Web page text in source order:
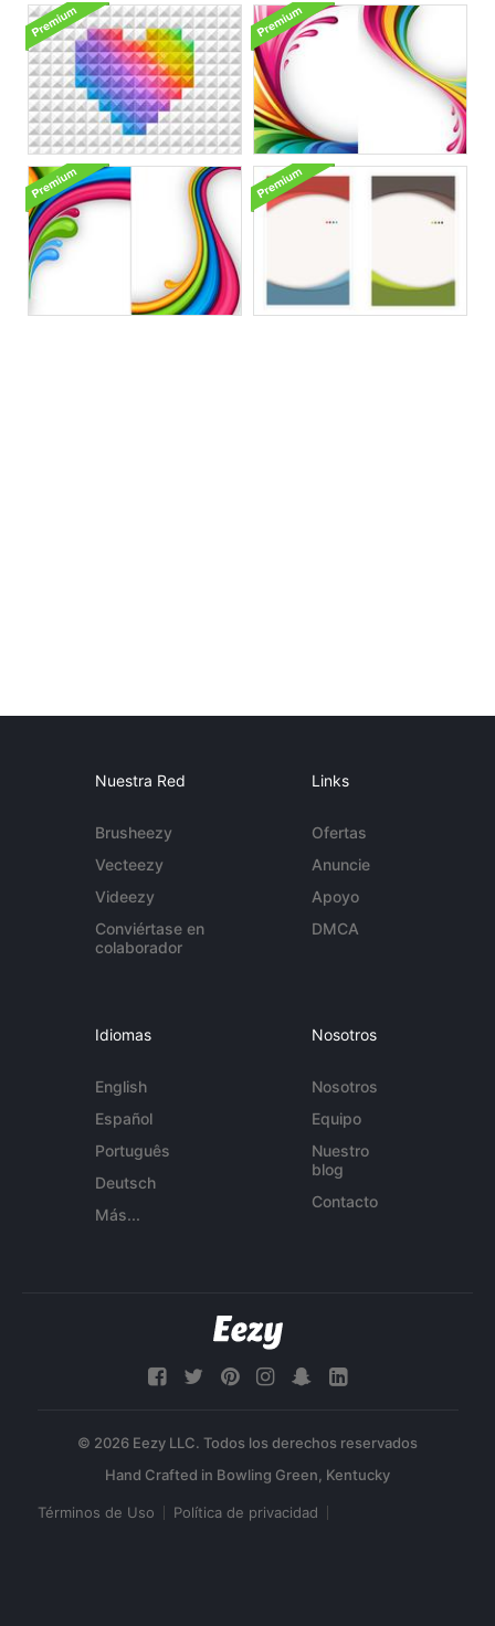
Nuestra Red
Brusheezy
Vecteezy
Videezy
Conviértase en
colaborador
Links
Ofertas
Anuncie
Apoyo
DMCA
Idiomas
English
Español
Português
Deutsch
Más...
Nosotros
Nosotros
Equipo
Nuestro
blog
Contacto
© 2026 Eezy LLC. Todos los derechos reservados
Términos de Uso Política de privacidad